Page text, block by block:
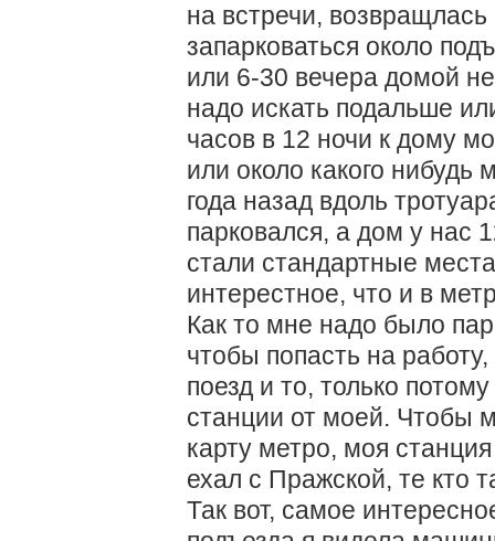
на встречи,
запарковаться около
или 6-30 вечера домой
надо искать подальше
часов в 12 ночи к дому
или около какого нибудь
года назад вдоль
парковался, а дом у нас
стали стандартные
интерестное, что и в
Как то мне надо было
чтобы попасть на
поезд и то, только
станции от моей. Чтобы
карту метро, моя
ехал с Пражской, те кто
Так вот, самое